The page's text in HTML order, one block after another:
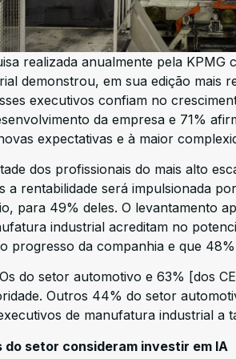
realizada anualmente pela
demonstrou, em sua edição mais
executivos confiam no
da empresa e 71%
expectativas e à maior
dos profissionais do mais alto
a rentabilidade será impulsionada
para 49% deles. O levantamento
industrial acreditam no
progresso da companhia e que
do setor automotivo e 63% [dos
Outros 44% do setor
de manufatura industrial a
do setor consideram investir em IA